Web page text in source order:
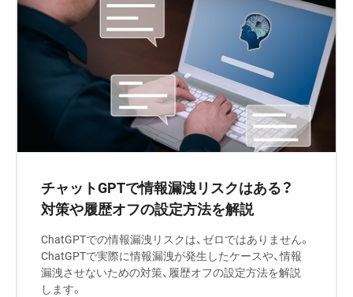
チャットGPTで情報漏洩リスクはある？
対策や履歴オフの設定方法を解説
ChatGPTでの情報漏洩リスクは、ゼロではありません。
ChatGPTで実際に情報漏洩が発生したケースや、情報
漏洩させないための対策、履歴オフの設定方法を解説
します。